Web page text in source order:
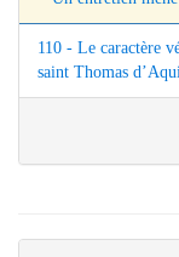
110 - Le caractère
saint Thomas